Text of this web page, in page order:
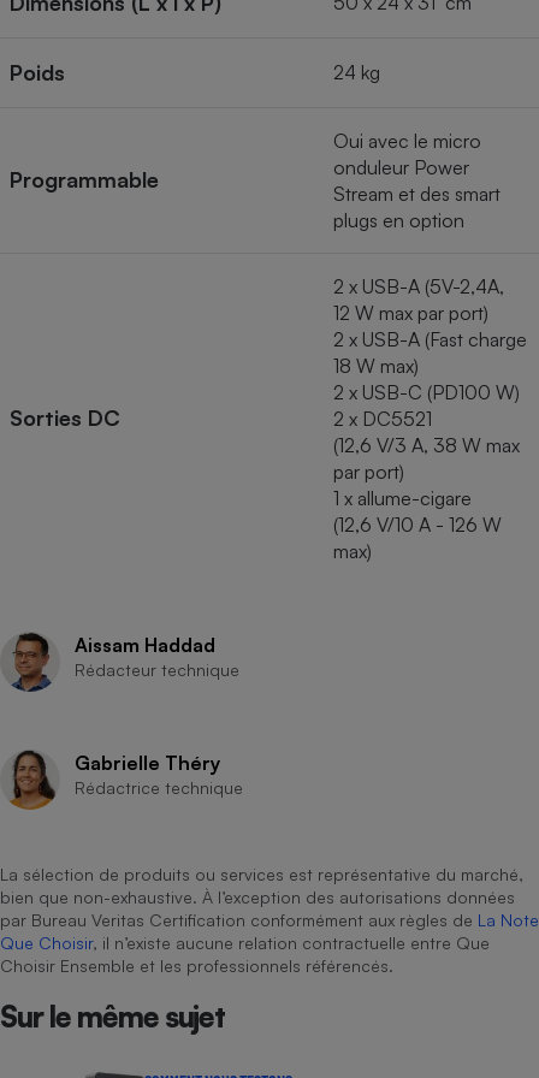
Poids 24 kg
Programmable
Oui avec le micro
onduleur Power
Stream et des smart
plugs en option
Sorties DC
2 x USB-A (5V-2,4A,
12 W max par port)
2 x USB-A (Fast charge
18 W max)
2 x USB-C (PD100 W)
2 x DC5521
(12,6 V/3 A, 38 W max
par port)
1 x allume-cigare
(12,6 V/10 A - 126 W
max)
Aissam Haddad
Rédacteur technique
Gabrielle Théry
Rédactrice technique
La sélection de produits ou services est représentative du marché,
bien que non-exhaustive. À l’exception des autorisations données
par Bureau Veritas Certification conformément aux règles de La Note
Que Choisir, il n’existe aucune relation contractuelle entre Que
Choisir Ensemble et les professionnels référencés.
Sur le même sujet